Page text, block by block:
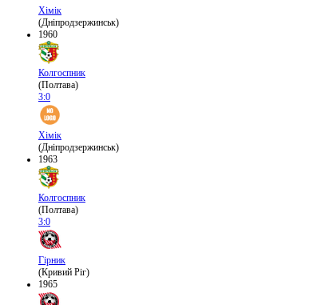
Хімік
(Дніпродзержинськ)
1960
Колгоспник
(Полтава)
3:0
Хімік
(Дніпродзержинськ)
1963
Колгоспник
(Полтава)
3:0
Гірник
(Кривий Ріг)
1965